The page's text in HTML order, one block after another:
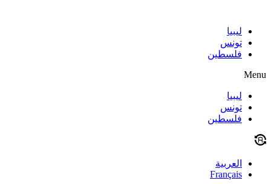
contentليبيا
تونس
فلسطين
Menu
ليبيا
تونس
فلسطين
العربية
Français